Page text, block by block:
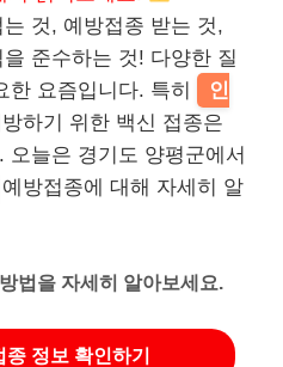
것, 예방접종 받는 것,
준수하는 것! 다양한 질
한 요즘입니다. 특히
인
하기 위한 백신 접종은
오늘은 경기도 양평군에서
예방접종에 대해 자세히 알
법을 자세히 알아보세요.
정보 확인하기